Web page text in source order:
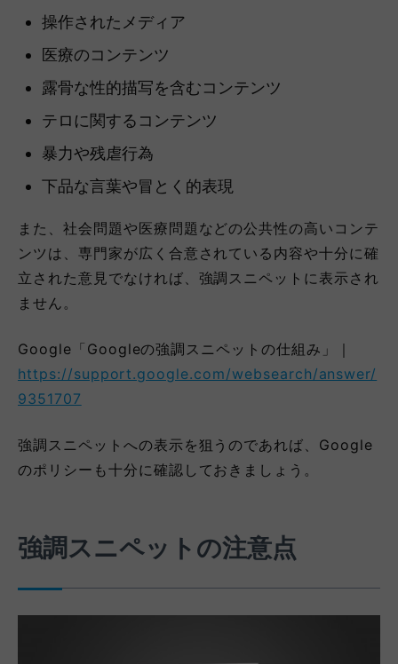
操作されたメディア
医療のコンテンツ
露骨な性的描写を含むコンテンツ
テロに関するコンテンツ
暴力や残虐行為
下品な言葉や冒とく的表現
また、社会問題や医療問題などの公共性の高いコンテ
ンツは、専門家が広く合意されている内容や十分に確
立された意見でなければ、強調スニペットに表示され
ません。
Google「Googleの強調スニペットの仕組み」｜
https://support.google.com/websearch/answer/
9351707
強調スニペットへの表示を狙うのであれば、Google
のポリシーも十分に確認しておきましょう。
強調スニペットの注意点